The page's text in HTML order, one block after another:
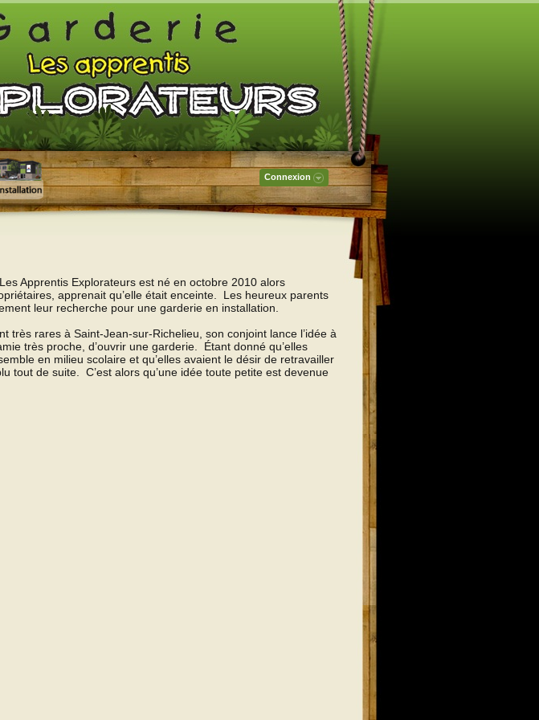
Connexion
Apprentis Explorateurs est né en octobre 2010 alors
apprenait qu’elle était enceinte. Les heureux parents
leur recherche pour une garderie en installation.
très rares à Saint-Jean-sur-Richelieu, son conjoint lance l’idée à
très proche, d’ouvrir une garderie. Étant donné qu’elles
en milieu scolaire et qu’elles avaient le désir de retravailler
tout de suite. C’est alors qu’une idée toute petite est devenue